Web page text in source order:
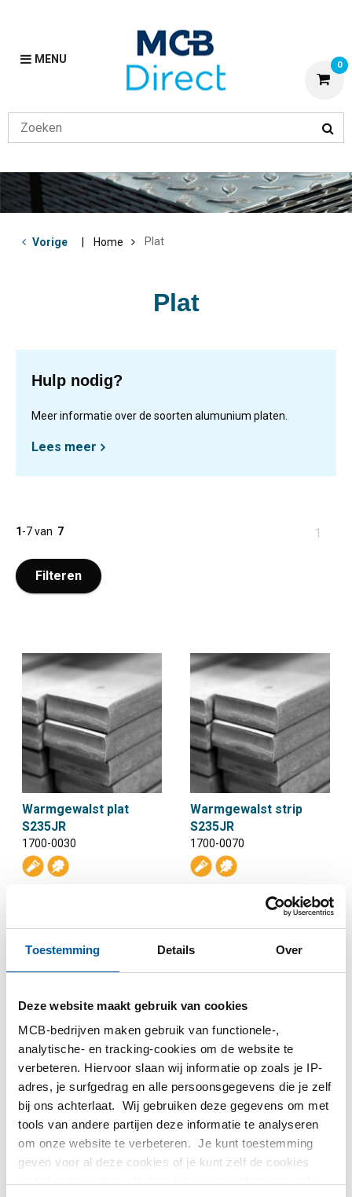
Toestemming Details Over
Deze website maakt gebruik van cookies
MCB-bedrijven maken gebruik van functionele-,
analytische- en tracking-cookies om de website te
verbeteren. Hiervoor slaan wij informatie op zoals je IP-
adres, je surfgedrag en alle persoonsgegevens die je zelf
bij ons achterlaat. Wij gebruiken deze gegevens om met
tools van andere partijen deze informatie te analyseren
om onze website te verbeteren. Je kunt toestemming
geven voor al deze cookies of je kunt zelf de cookies
MENU 0
Vorige Home Plat
Plat
Hulp nodig?
Meer informatie over de soorten alumunium platen.
Lees meer
1-7van 7
U1
Filteren
Warmgewalst plat
S235JR
1700-0030
Warmgewalst strip
S235JR
1700-0070
Selecteer uw maat
Ongelegeerd
constructiestaal
S355J2 plat
2000-0092
Ongelegeerd
constructiestaal
S355J2 breed plat
2000-0097